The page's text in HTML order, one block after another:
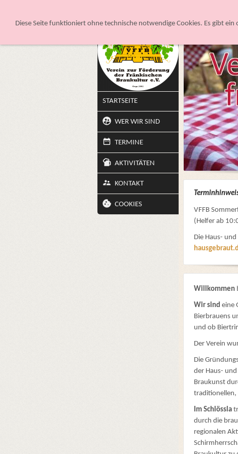
STARTSEITE
WER WIR SIND
TERMINE
AKTIVITÄTEN
KONTAKT
COOKIES
Sie sind hier:
VFFB
(Helfer ab
Die Haus-
Willkommen
Wir sind eine
Bierbrauens
und ob
Der Verein
Die
der Haus-
Braukunst
traditionellen,
Im Schlössla
durch die
regionalen
Diese Seite funktioniert ohne technische notwendige Cookies. Es gibt ein